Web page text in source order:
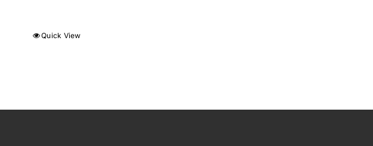
Quick View